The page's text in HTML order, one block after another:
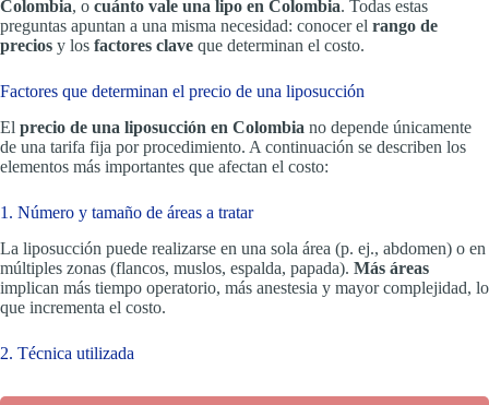
Colombia, o cuánto vale una lipo en Colombia. Todas estas
preguntas apuntan a una misma necesidad: conocer el rango de
precios y los factores clave que determinan el costo.
Factores que determinan el precio de una liposucción
El precio de una liposucción en Colombia no depende únicamente
de una tarifa fija por procedimiento. A continuación se describen los
elementos más importantes que afectan el costo:
1. Número y tamaño de áreas a tratar
La liposucción puede realizarse en una sola área (p. ej., abdomen) o en
múltiples zonas (flancos, muslos, espalda, papada). Más áreas
implican más tiempo operatorio, más anestesia y mayor complejidad, lo
que incrementa el costo.
2. Técnica utilizada